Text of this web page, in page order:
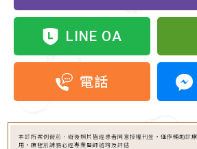
LINE OA
電話
本診所案例術前、術後照片皆經患者同意授權刊登，僅作輔助診
用，療程前請務必經專業醫師諮詢及評估